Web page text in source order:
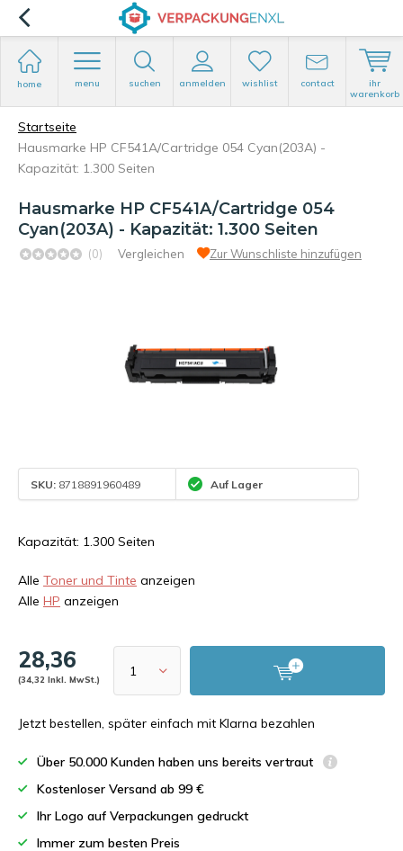
home menu suchen anmelden wishlist contact
ihr
warenkorb
Startseite
Hausmarke HP CF541A/Cartridge 054 Cyan(203A) -
Kapazität: 1.300 Seiten
Hausmarke HP CF541A/Cartridge 054
Cyan(203A) - Kapazität: 1.300 Seiten
(0) Vergleichen Zur Wunschliste hinzufügen
SKU: 8718891960489 Auf Lager
Kapazität: 1.300 Seiten
Alle Toner und Tinte anzeigen
Alle HP anzeigen
28,36
(34,32 Inkl. MwSt.)
Jetzt bestellen, später einfach mit Klarna bezahlen
Über 50.000 Kunden haben uns bereits vertraut
Kostenloser Versand ab 99 €
Ihr Logo auf Verpackungen gedruckt
Immer zum besten Preis